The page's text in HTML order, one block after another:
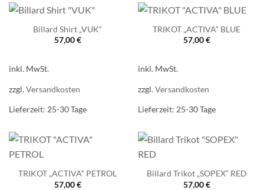
Billard Shirt „VUK“
57,00€
inkl. MwSt.
zzgl.Versandkosten
Lieferzeit: 25-30 Tage
TRIKOT „ACTIVA“ BLUE
57,00€
inkl. MwSt.
zzgl.Versandkosten
Lieferzeit: 25-30 Tage
TRIKOT „ACTIVA“ PETROL
57,00€
Billard Trikot „SOPEX“ RED
57,00€